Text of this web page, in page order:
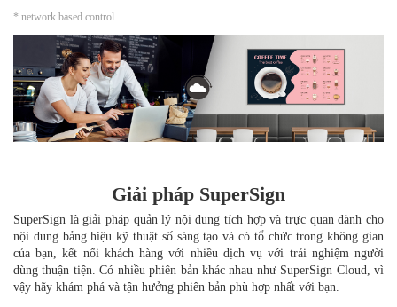
* network based control
Giải pháp SuperSign
SuperSign là giải pháp quản lý nội dung tích hợp và trực quan dành cho
nội dung bảng hiệu kỹ thuật số sáng tạo và có tổ chức trong không gian
của bạn, kết nối khách hàng với nhiều dịch vụ với trải nghiệm người
dùng thuận tiện. Có nhiều phiên bản khác nhau như SuperSign Cloud, vì
vậy hãy khám phá và tận hưởng phiên bản phù hợp nhất với bạn.